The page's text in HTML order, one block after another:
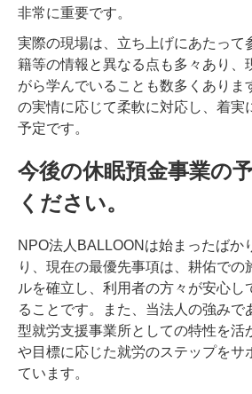
非常に重要です。
実際の現場は、立ち上げにあたって
籍等の情報と異なる点も多々あり、
がら学んでいることも数多くありま
の実情に応じて柔軟に対応し、着実
予定です。
今後の休眠預金事業の
ください。
NPO法人BALLOONは始まったばか
り、現在の最優先事項は、耕佑での
ルを確立し、利用者の方々が安心し
ることです。また、当法人の強みで
型就労支援事業所としての特性を活
や目標に応じた就労のステップをサ
ています。